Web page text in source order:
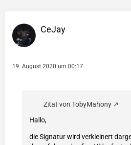
CeJay
19. August 2020 um 00:17
Zitat von TobyMahony
Hallo,
die Signatur wird verkleinert